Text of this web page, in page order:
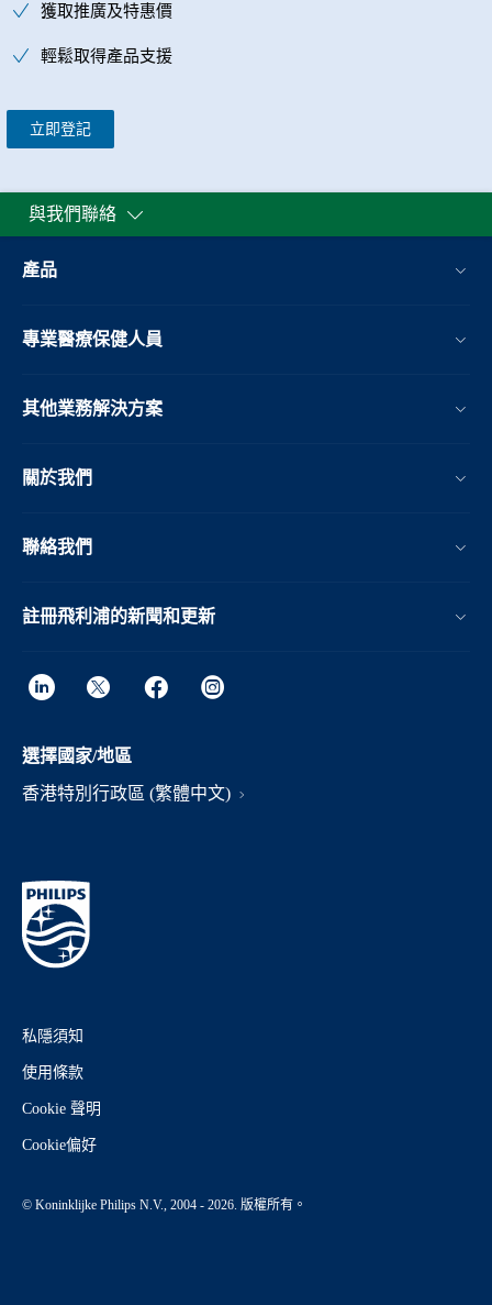
獲取推廣及特惠價
輕鬆取得產品支援
立即登記
與我們聯絡
產品
專業醫療保健人員
其他業務解決方案​
關於我們
聯絡我們
註冊飛利浦的新聞和更新
選擇國家/地區
香港特別行政區 (繁體中文)
私隱須知
使用條款
Cookie 聲明
Cookie偏好
© Koninklijke Philips N.V., 2004 - 2026. 版權所有。